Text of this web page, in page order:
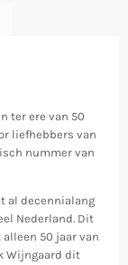
ter ere van 50
liefhebbers van
nummer van
al decennialang
Nederland. Dit
50 jaar van
Wijngaard dit